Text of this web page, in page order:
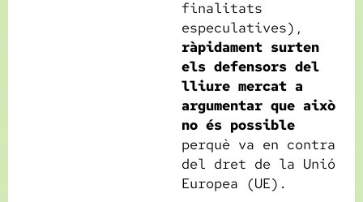
finalitats
especulatives),
ràpidament surten
els defensors del
lliure mercat a
argumentar que això
no és possible
perquè va en contra
del dret de la Unió
Europea (UE).